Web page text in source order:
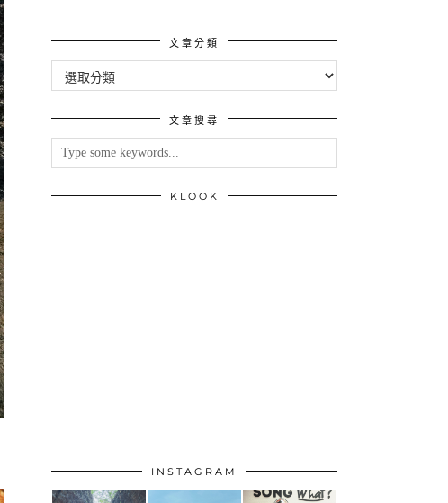
文章分類
類
文章搜尋
KLOOK
INSTAGRAM